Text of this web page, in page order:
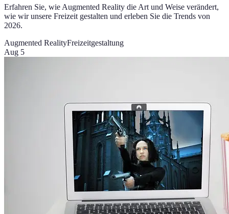
Erfahren Sie, wie Augmented Reality die Art und Weise verändert,
wie wir unsere Freizeit gestalten und erleben Sie die Trends von
2026.
Augmented RealityFreizeitgestaltung
Aug 5